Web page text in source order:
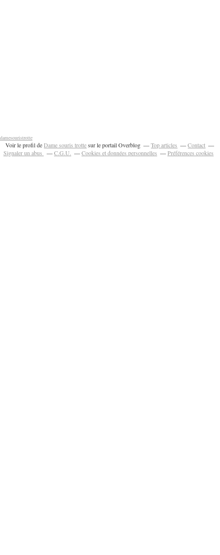
damesouristrotte
Voir le profil deDame souris trottesur le portail Overblog Top articles
Contact
Signaler un abus
C.G.U. Cookies et données personnelles Préférences cookies